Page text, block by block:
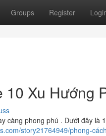
Groups Register
Xu Hướng
càng phong phú . Dưới đây
story21764949/phong-